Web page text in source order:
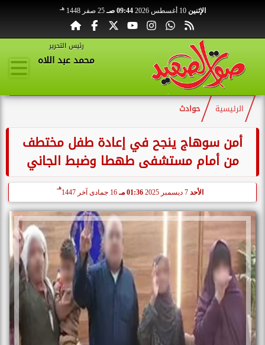
الإثنين 10 أغسطس 2026 09:44 صـ 25 صفر 1448 هـ
رئيس التحرير
محمد عبد اللاه
الرئيسية حوادث
أمن سوهاج ينجح في إعادة طفل مختطف
من أمام مستشفى طهطا وضبط الجاني
الأحد 01:36 مـ 16 جمادى آخر 1447
هـ